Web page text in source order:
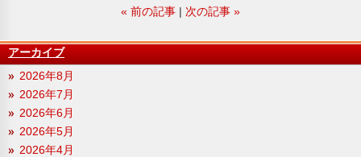
« 前の記事 次の記事 »
アーカイブ
2026年8月
2026年7月
2026年6月
2026年5月
2026年4月